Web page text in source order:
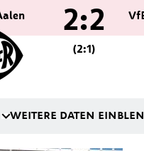
2:2
(2:1)
WEITERE DATEN